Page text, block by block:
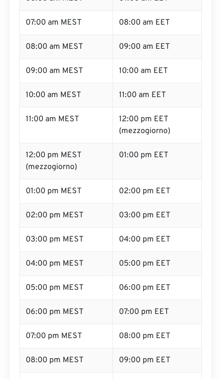
07:00 am MEST 08:00 am EET
08:00 am MEST 09:00 am EET
09:00 am MEST 10:00 am EET
10:00 am MEST 11:00 am EET
11:00 am MEST
12:00 pm EET
(mezzogiorno)
12:00 pm MEST
(mezzogiorno)
01:00 pm EET
01:00 pm MEST 02:00 pm EET
02:00 pm MEST 03:00 pm EET
03:00 pm MEST 04:00 pm EET
04:00 pm MEST 05:00 pm EET
05:00 pm MEST 06:00 pm EET
06:00 pm MEST 07:00 pm EET
07:00 pm MEST 08:00 pm EET
08:00 pm MEST 09:00 pm EET